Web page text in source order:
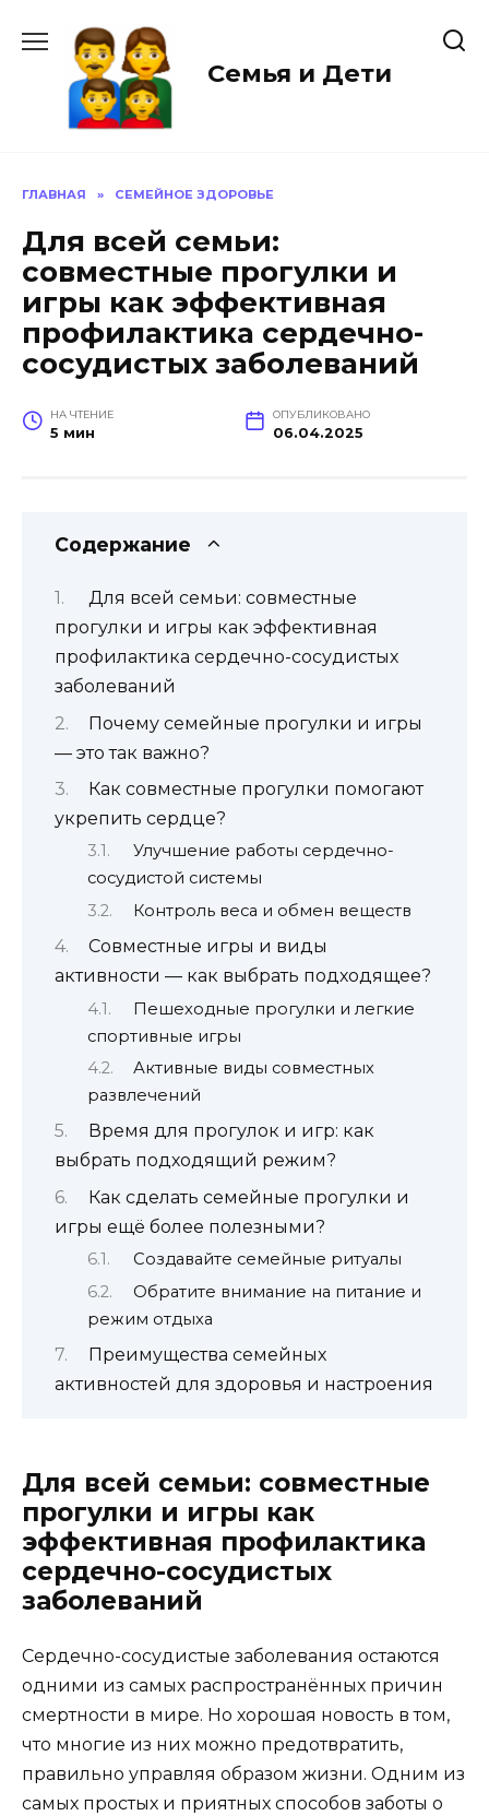
содержанию
Семья и Дети
ГЛАВНАЯ » СЕМЕЙНОЕ ЗДОРОВЬЕ
Для всей семьи:
совместные прогулки и
игры как эффективная
профилактика сердечно-
сосудистых заболеваний
НА ЧТЕНИЕ
5 мин
ОПУБЛИКОВАНО
06.04.2025
Содержание
Для всей семьи: совместные
прогулки и игры как эффективная
профилактика сердечно-сосудистых
заболеваний
Почему семейные прогулки и игры
— это так важно?
Как совместные прогулки помогают
укрепить сердце?
Улучшение работы сердечно-
сосудистой системы
Контроль веса и обмен веществ
Совместные игры и виды
активности — как выбрать подходящее?
Пешеходные прогулки и легкие
спортивные игры
Активные виды совместных
развлечений
Время для прогулок и игр: как
выбрать подходящий режим?
Как сделать семейные прогулки и
игры ещё более полезными?
Создавайте семейные ритуалы
Обратите внимание на питание и
режим отдыха
Преимущества семейных
активностей для здоровья и настроения
Для всей семьи: совместные
прогулки и игры как
эффективная профилактика
сердечно-сосудистых
заболеваний
Сердечно-сосудистые заболевания остаются
одними из самых распространённых причин
смертности в мире. Но хорошая новость в том,
что многие из них можно предотвратить,
правильно управляя образом жизни. Одним из
самых простых и приятных способов заботы о